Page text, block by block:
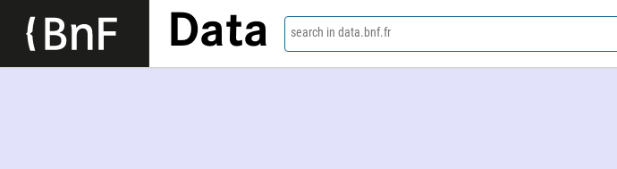
Data search in data.bnf.fr